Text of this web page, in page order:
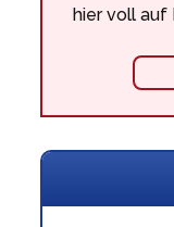
hier voll auf